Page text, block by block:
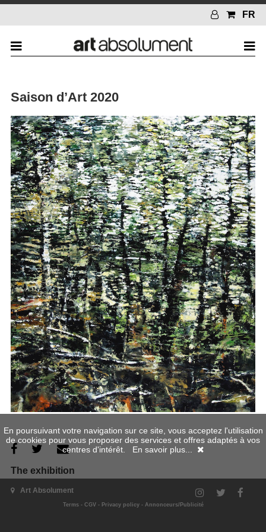
FR
Saison d’Art 2020
The exhibition
Art Absolument
Terms- CGV- Privacy policy- Annonceurs/Publicité
En poursuivant votre navigation sur ce site, vous acceptez l'utilisation
de cookies pour vous proposer des services et offres adaptés à vos
centres d'intérêt. En savoir plus...